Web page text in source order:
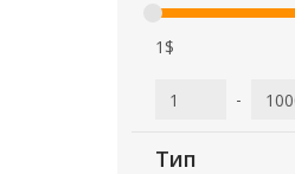
1$
-
Тип